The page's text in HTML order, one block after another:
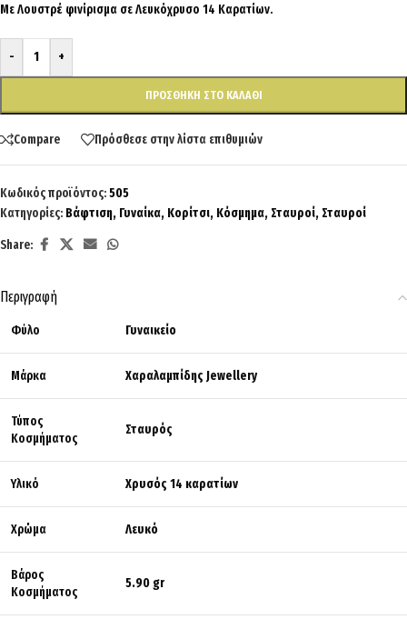
Με Λουστρέ φινίρισμα σε Λευκόχρυσο 14 Καρατίων.
- +
ΠΡΟΣΘΉΚΗ ΣΤΟ ΚΑΛΆΘΙ
Compare Πρόσθεσε στην λίστα επιθυμιών
Κωδικός προϊόντος:505
Κατηγορίες: Βάφτιση, Γυναίκα, Κορίτσι, Κόσμημα, Σταυροί, Σταυροί
Share:
Περιγραφή
Φύλο Γυναικείο
Μάρκα Χαραλαμπίδης Jewellery
Τύπος
Κοσμήματος
Σταυρός
Υλικό Χρυσός 14 καρατίων
Χρώμα Λευκό
Βάρος
Κοσμήματος
5.90 gr